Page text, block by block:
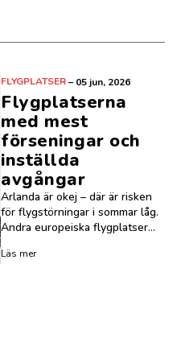
FLYGPLATSER– 05 jun, 2026
Flygplatserna
med mest
förseningar och
inställda
avgångar
Arlanda är okej – där är risken
för flygstörningar i sommar låg.
Andra europeiska flygplatser...
Läs mer